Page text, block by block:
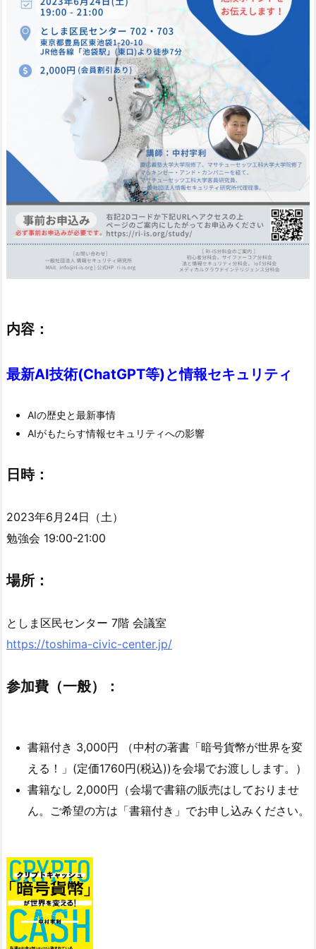
内容：
最新AI技術(ChatGPT等)と情報セキュリティ
AIの歴史と最新事情
AIがもたらす情報セキュリティへの影響
日時：
2023年6月24日（土）
勉強会 19:00-21:00
場所：
としま区民センター 7階 会議室
https://toshima-civic-center.jp/
参加費（一般）：
書籍付き 3,000円 （中村の著書「暗号貨幣が世界を変
える！」(定価1760円(税込))を会場でお渡しします。）
書籍なし 2,000円（会場で書籍の販売はしておりませ
ん。ご希望の方は「書籍付き」でお申し込みください。